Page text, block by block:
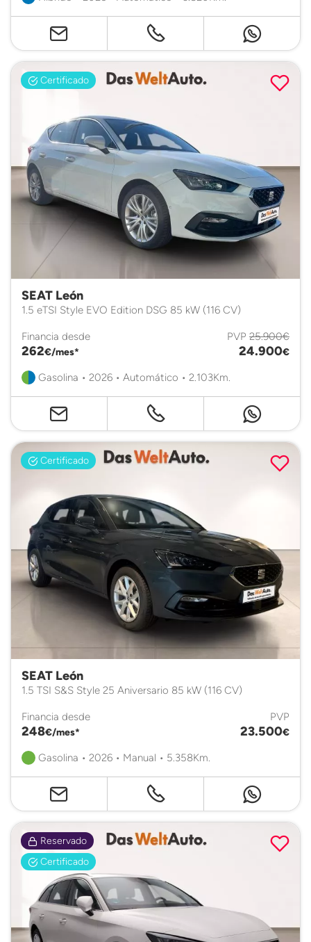
Certificado
SEAT León
1.5 eTSI Style EVO Edition DSG 85 kW (116 CV)
Financia desde
262€/mes*
PVP 25.900€
24.900€
Gasolina • 2026 • Automático • 2.103Km.
Certificado
SEAT León
1.5 TSI S&S Style 25 Aniversario 85 kW (116 CV)
Financia desde
248€/mes*
PVP
23.500€
Gasolina • 2026 • Manual • 5.358Km.
Reservado
Certificado